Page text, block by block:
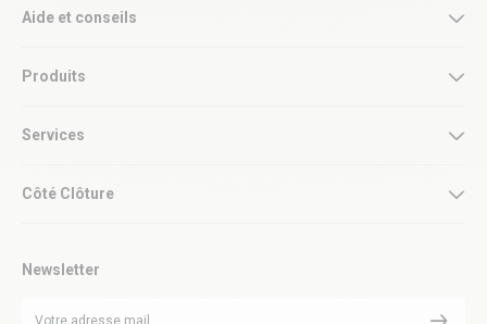
Aide et conseils
Produits
Services
Côté Clôture
Newsletter